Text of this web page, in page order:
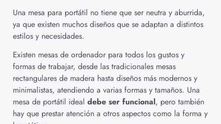
Una mesa para portátil no tiene que ser neutra y aburrida,
ya que existen muchos diseños que se adaptan a distintos
estilos y necesidades.
Existen mesas de ordenador para todos los gustos y
formas de trabajar, desde las tradicionales mesas
rectangulares de madera hasta diseños más modernos y
minimalistas, atendiendo a varias formas y tamaños. Una
mesa de portátil ideal debe ser funcional, pero también
hay que prestar atención a otros aspectos como la forma y